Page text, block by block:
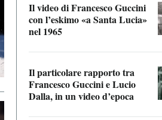
Il video di Francesco Guccini
con l’eskimo «a Santa Lucia»
nel 1965
Il particolare rapporto tra
Francesco Guccini e Lucio
Dalla, in un video d’epoca